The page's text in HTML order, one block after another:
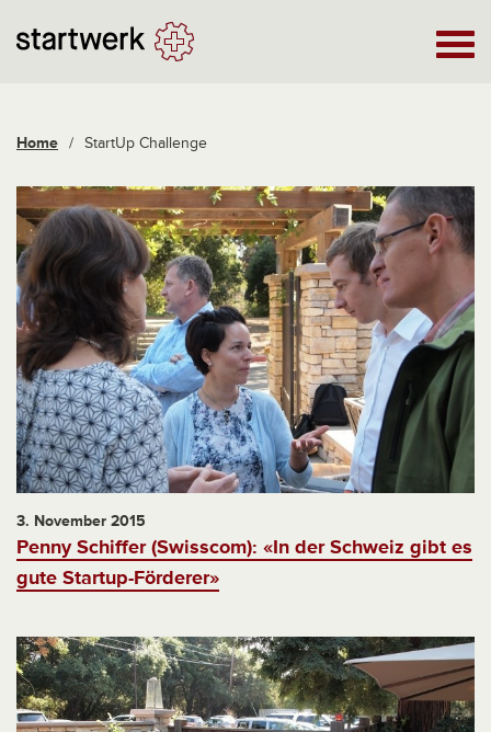
Home / StartUp Challenge
3. November 2015
Penny Schiffer (Swisscom): «In der Schweiz gibt es
gute Startup-Förderer»